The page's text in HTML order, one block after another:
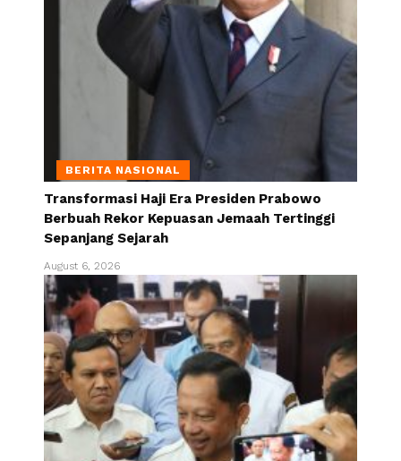
BERITA NASIONAL
Transformasi Haji Era Presiden Prabowo
Berbuah Rekor Kepuasan Jemaah Tertinggi
Sepanjang Sejarah
August 6, 2026